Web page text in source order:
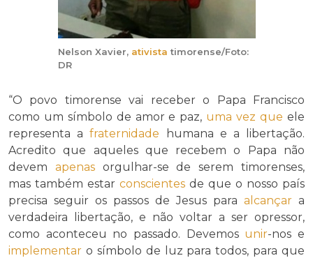
Nelson Xavier, ativista timorense/Foto:
DR
“O povo timorense vai receber o Papa Francisco
como um símbolo de amor e paz, uma vez que ele
representa afraternidade humana e a libertação.
Acredito que aqueles que recebem o Papa não
devem apenasorgulhar-se de serem timorenses,
mas também estar conscientes de que o nosso país
precisa seguir os passos de Jesus para alcançar a
verdadeira libertação, e não voltar a ser opressor,
como aconteceu no passado. Devemos unir-nos e
implementar o símbolo de luz para todos, para que